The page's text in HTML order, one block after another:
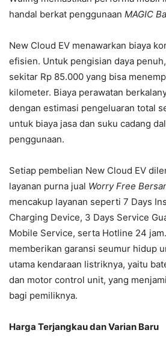
handal berkat penggunaan MAGIC
New Cloud EV menawarkan biaya
efisien. Untuk pengisian daya
sekitar Rp 85.000 yang bisa
kilometer. Biaya perawatan
dengan estimasi pengeluaran total
untuk biaya jasa dan suku cadang
penggunaan.
Setiap pembelian New Cloud EV
layanan purna jual Worry Free
mencakup layanan seperti 7 Days
Charging Device, 3 Days Service
Mobile Service, serta Hotline 24
memberikan garansi seumur hidup
utama kendaraan listriknya, yaitu
dan motor control unit, yang
bagi pemiliknya.
Harga Terjangkau dan Varian Baru